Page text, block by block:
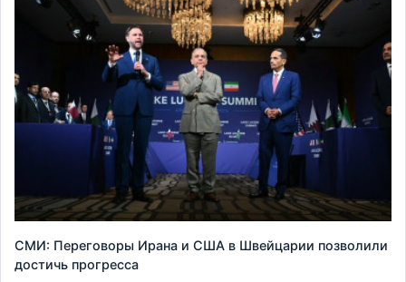
СМИ: Переговоры Ирана и США в Швейцарии позволили
достичь прогресса